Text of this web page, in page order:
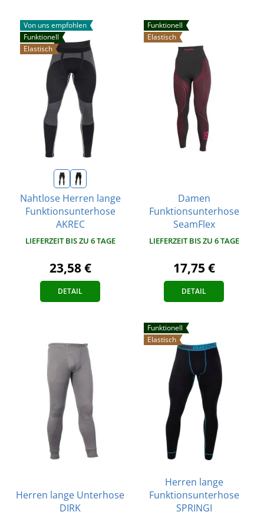
Von uns empfohlen
Funktionell
Elastisch
Nahtlose Herren lange
Funktionsunterhose
AKREC
LIEFERZEIT BIS ZU 6 TAGE
23,58 €
DETAIL
Funktionell
Elastisch
Damen
Funktionsunterhose
SeamFlex
LIEFERZEIT BIS ZU 6 TAGE
17,75 €
DETAIL
Herren lange Unterhose
DIRK
Funktionell
Elastisch
Herren lange
Funktionsunterhose
SPRINGI